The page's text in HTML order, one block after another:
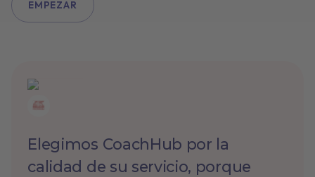
EMPEZAR
Elegimos CoachHub por la
calidad de su servicio, porque